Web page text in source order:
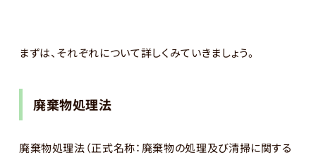
まずは、それぞれについて詳しくみていきましょう。
廃棄物処理法
廃棄物処理法（正式名称：廃棄物の処理及び清掃に関する